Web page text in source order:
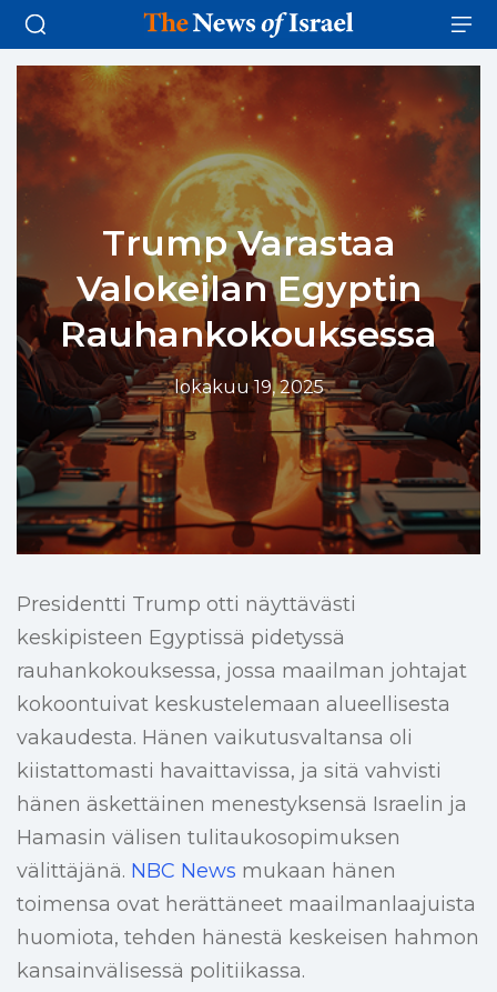
Trump Varastaa
Valokeilan Egyptin
Rauhankokouksessa
lokakuu 19, 2025
Presidentti Trump otti näyttävästi
keskipisteen Egyptissä pidetyssä
rauhankokouksessa, jossa maailman johtajat
kokoontuivat keskustelemaan alueellisesta
vakaudesta. Hänen vaikutusvaltansa oli
kiistattomasti havaittavissa, ja sitä vahvisti
hänen äskettäinen menestyksensä Israelin ja
Hamasin välisen tulitaukosopimuksen
välittäjänä. NBC News mukaan hänen
toimensa ovat herättäneet maailmanlaajuista
huomiota, tehden hänestä keskeisen hahmon
kansainvälisessä politiikassa.